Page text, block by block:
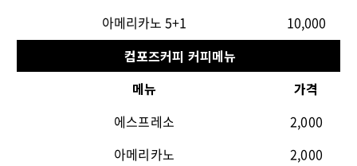
아메리카노 5+1
10,000
컴포즈커피 커피메뉴
메뉴
가격
에스프레소
2,000
아메리카노
2,000